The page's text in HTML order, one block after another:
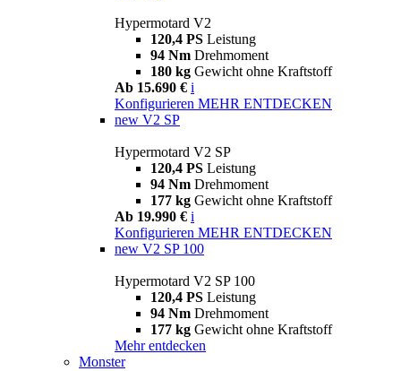
Hypermotard V2
120,4 PS Leistung
94 Nm Drehmoment
180 kg Gewicht ohne Kraftstoff
Ab 15.690 € i
Konfigurieren MEHR ENTDECKEN
new V2 SP
Hypermotard V2 SP
120,4 PS Leistung
94 Nm Drehmoment
177 kg Gewicht ohne Kraftstoff
Ab 19.990 € i
Konfigurieren MEHR ENTDECKEN
new V2 SP 100
Hypermotard V2 SP 100
120,4 PS Leistung
94 Nm Drehmoment
177 kg Gewicht ohne Kraftstoff
Mehr entdecken
Monster